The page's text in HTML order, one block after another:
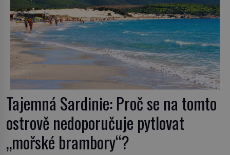
Tajemná Sardinie: Proč se na tomto
ostrově nedoporučuje pytlovat
„mořské brambory“?